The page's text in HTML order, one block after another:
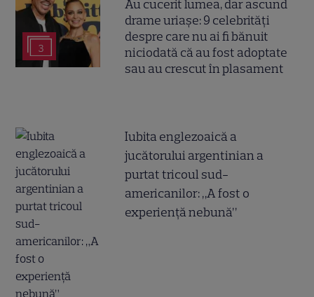
3
Au cucerit lumea, dar ascund
drame uriașe: 9 celebrități
despre care nu ai fi bănuit
niciodată că au fost adoptate
sau au crescut în plasament
Iubita englezoaică a
jucătorului argentinian a
purtat tricoul sud-
americanilor: „A fost o
experiență nebună”